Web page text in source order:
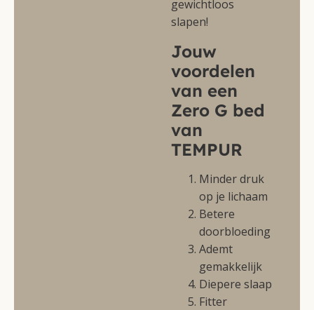
gewichtloos
slapen!
Jouw
voordelen
van een
Zero G bed
van
TEMPUR
Minder druk
op je lichaam
Betere
doorbloeding
Ademt
gemakkelijk
Diepere slaap
Fitter